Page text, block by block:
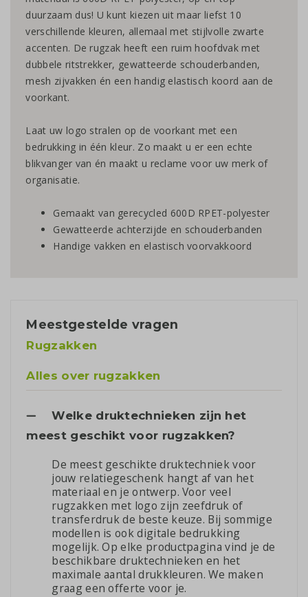
duurzaam dus! U kunt kiezen uit maar liefst 10
verschillende kleuren, allemaal met stijlvolle zwarte
accenten. De rugzak heeft een ruim hoofdvak met
dubbele ritstrekker, gewatteerde schouderbanden,
mesh zijvakken én een handig elastisch koord aan de
voorkant.
Laat uw logo stralen op de voorkant met een
bedrukking in één kleur. Zo maakt u er een echte
blikvanger van én maakt u reclame voor uw merk of
organisatie.
Gemaakt van gerecycled 600D RPET-polyester
Gewatteerde achterzijde en schouderbanden
Handige vakken en elastisch voorvakkoord
Meestgestelde vragen
Rugzakken
Alles over rugzakken
Welke druktechnieken zijn het
meest geschikt voor rugzakken?
De meest geschikte druktechniek voor
jouw relatiegeschenk hangt af van het
materiaal en je ontwerp. Voor veel
rugzakken met logo zijn zeefdruk of
transferdruk de beste keuze. Bij sommige
modellen is ook digitale bedrukking
mogelijk. Op elke productpagina vind je de
beschikbare druktechnieken en het
maximale aantal drukkleuren. We maken
graag een offerte voor je.